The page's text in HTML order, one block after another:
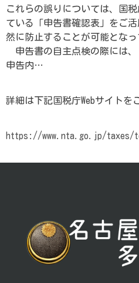
これらの誤りについては、国
ている「申告書確認表」をご
然に防止することが可能となっ
申告書の自主点検の際には、
申告内…
詳細は下記国税庁Webサイトを
https://www.nta.go.jp/taxes/